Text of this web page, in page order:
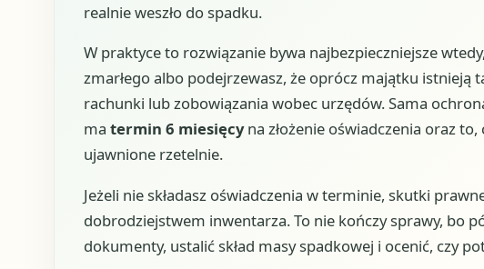
realnie weszło do spadku.
W praktyce to rozwiązanie bywa najbezpieczniejsze
zmarłego albo podejrzewasz, że oprócz majątku istnieją
rachunki lub zobowiązania wobec urzędów. Sama
ma termin 6 miesięcyna złożenie oświadczenia oraz
ujawnione rzetelnie.
Jeżeli nie składasz oświadczenia w terminie, skutki
dobrodziejstwem inwentarza. To nie kończy sprawy, bo
dokumenty, ustalić skład masy spadkowej i ocenić, czy